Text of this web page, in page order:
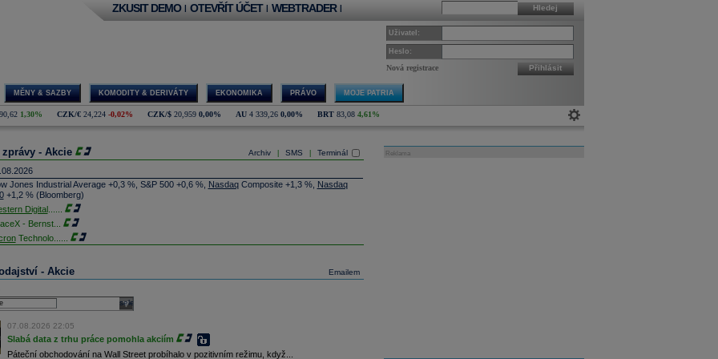
Hledej
ZKUSIT DEMO | OTEVŘÍT ÚČET | WEBTRADER |
Uživatel:
Heslo:
Nová registrace Přihlásit
MĚNY & SAZBY KOMODITY & DERIVÁTY EKONOMIKA PRÁVO MOJE PATRIA
1,30% CZK/€ 24,224 -0,02% CZK/$ 20,959 0,00% AU 4 339,26 0,00% BRT 83,08 4,61%
Archiv SMS Terminál
zprávy - Akcie
Jones Industrial Average +0,3 %, S&P 500 +0,6 %, NasdaqComposite +1,3 %, Nasdaq
+1,2 % (Bloomberg)
Digital......
- Bernst...
Technolo......
obchodů s akciemi na pražské burze za dnešní den je 0,831 mld. Kč. Průměrný objem
za poslední rok je 0,665 mld. Kč.
výroby balistických střel ATACMS ve spolupráci s americkou firmou
dobu potrvá. Agentuře Reuters to řekl generální ředitel německé zbrojovky
Papperger. Společná výroba s Lockheedem v Německu by podle něj mohla pomoci
arzenál Spojeným státům, které mají zvýšenou spotřebu střel kvůli válce s Íránem
Emailem
- Akcie
select
07.08.2026 22:05
Slabá data z trhu práce pomohla akciím
Páteční obchodování na Wall Street probíhalo v pozitivním režimu, když...
Reklama